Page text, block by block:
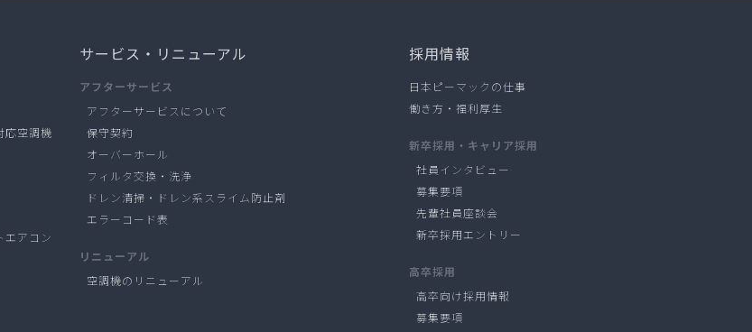
応空調機
エアコン
サービス・リニューアル
アフターサービス
アフターサービスについて
保守契約
オーバーホール
フィルタ交換・洗浄
ドレン清掃・ドレン系スライム防止剤
エラーコード表
リニューアル
空調機のリニューアル
採用情報
日本ピーマックの仕事
働き方・福利厚生
新卒採用・キャリア採用
社員インタビュー
募集要項
先輩社員座談会
新卒採用エントリー
高卒採用
高卒向け採用情報
募集要項